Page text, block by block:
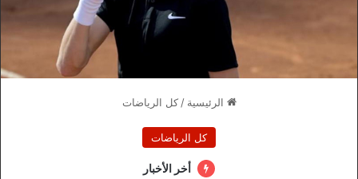
الرئيسية / كل الرياضات
كل الرياضات
أخر الأخبار